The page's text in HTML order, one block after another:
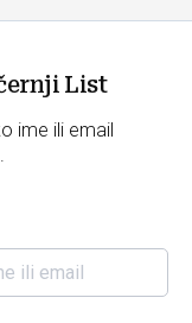
List
ime ili email